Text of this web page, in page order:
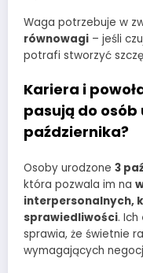
Waga potrzebuje w
równowagi – jeśli
potrafi stworzyć
Kariera i
pasują do osób
października?
Osoby urodzone 3
która pozwala im na
interpersonalnych,
sprawiedliwości. Ich
sprawia, że świetnie
wymagających